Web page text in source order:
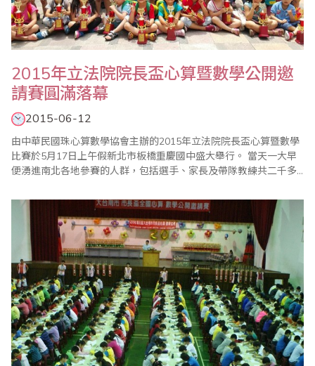
2015年立法院院長盃心算暨數學公開邀
請賽圓滿落幕
2015-06-12
由中華民國珠心算數學協會主辦的2015年立法院院長盃心算暨數學
比賽於5月17日上午假新北市板橋重慶國中盛大舉行。 當天一大早
便湧進南北各地參賽的人群，包括選手、家長及帶隊教練共二千多
考老師協助賽務工作，使比賽更添光彩，由於參賽單位也派出眾多
老師幫忙，使各項比賽均能非常順利的完成。 這次參加比賽者包括
幼稚園到國小六年級的學生，因為..